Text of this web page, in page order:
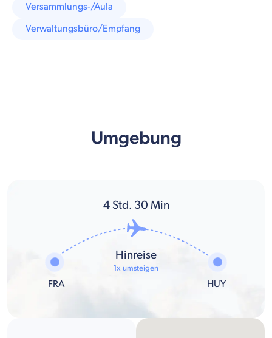
Versammlungs-/Aula
Verwaltungsbüro/Empfang
Umgebung
4Std. 30 Min
FRA
Hinreise
1x umsteigen
HUY